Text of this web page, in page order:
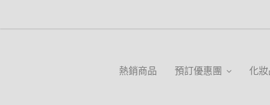
熱銷商品 預訂優惠團 化